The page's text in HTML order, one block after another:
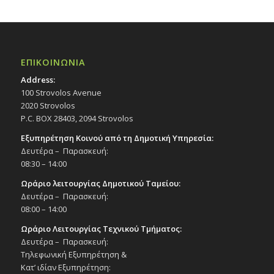
ΕΠΙΚΟΙΝΩΝΙΑ
Address:
100 Strovolos Avenue
2020 Strovolos
P.C. BOX 28403, 2094 Strovolos
Εξυπηρέτηση Κοινού από τη Δημοτική Υπηρεσία:
Δευτέρα – Παρασκευή:
08:30 – 14:00
Ωράριο λειτουργίας Δημοτικού Ταμείου:
Δευτέρα – Παρασκευή:
08:00 – 14:00
Ωράριο Λειτουργίας Τεχνικού Τμήματος:
Δευτέρα – Παρασκευή:
Τηλεφωνική Εξυπηρέτηση &
Κατ’ ιδίαν Εξυπηρέτηση: